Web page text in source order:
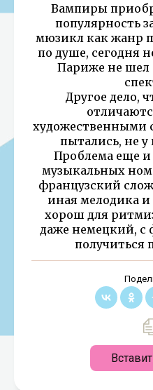
Вампиры
популярность
мюзикл как жанр
по душе, сегодня
Париже не
Другое дело,
художественными
пытались, не у
Проблема еще и
музыкальных
французский
иная мелодика
хорош для
даже немецкий, с
получиться